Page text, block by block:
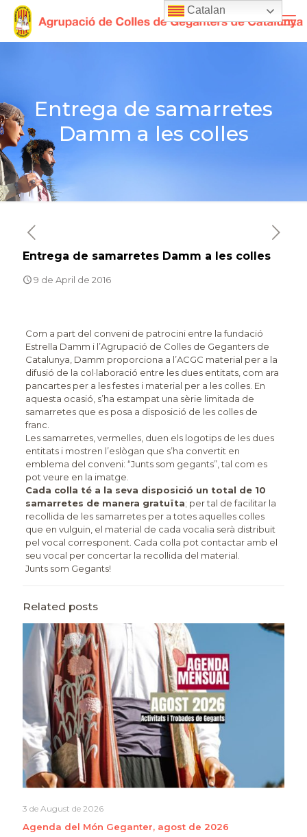
Entrega de samarretes
Damm a les colles
Entrega de samarretes Damm a les colles
9 de April de 2016
Com a part del conveni de patrocini entre la fundació
Estrella Damm i l’Agrupació de Colles de Geganters de
Catalunya, Damm proporciona a l’ACGC material per a la
difusió de la col·laboració entre les dues entitats, com ara
pancartes per a les festes i material per a les colles. En
aquesta ocasió, s’ha estampat una sèrie limitada de
samarretes que es posa a disposició de les colles de
franc.
Les samarretes, vermelles, duen els logotips de les dues
entitats i mostren l’eslògan que s’ha convertit en
emblema del conveni: “Junts som gegants”, tal com es
pot veure en la imatge.
Cada colla té a la seva disposició un total de 10
samarretes de manera gratuïta; per tal de facilitar la
recollida de les samarretes per a totes aquelles colles
que en vulguin, el material de cada vocalia serà distribuit
pel vocal corresponent. Cada colla pot contactar amb el
seu vocal per concertar la recollida del material.
Junts som Gegants!
Related posts
3 de August de 2026
Agenda del Món Geganter, agost de 2026
Catalan